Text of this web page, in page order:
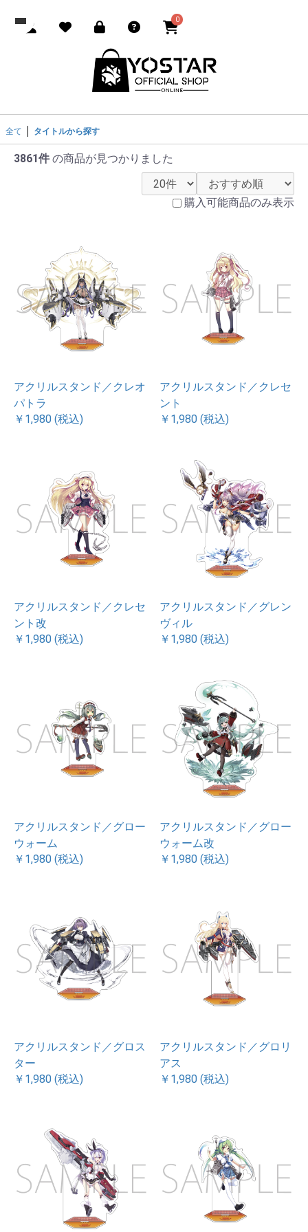
0
全て タイトルから探す
3861件 の商品が見つかりました
購入可能商品のみ表示
アクリルスタンド／クレオ
パトラ
￥1,980 (税込)
アクリルスタンド／クレセ
ント
￥1,980 (税込)
アクリルスタンド／クレセ
ント改
￥1,980 (税込)
アクリルスタンド／グレン
ヴィル
￥1,980 (税込)
アクリルスタンド／グロー
ウォーム
￥1,980 (税込)
アクリルスタンド／グロー
ウォーム改
￥1,980 (税込)
アクリルスタンド／グロス
ター
￥1,980 (税込)
アクリルスタンド／グロリ
アス
￥1,980 (税込)